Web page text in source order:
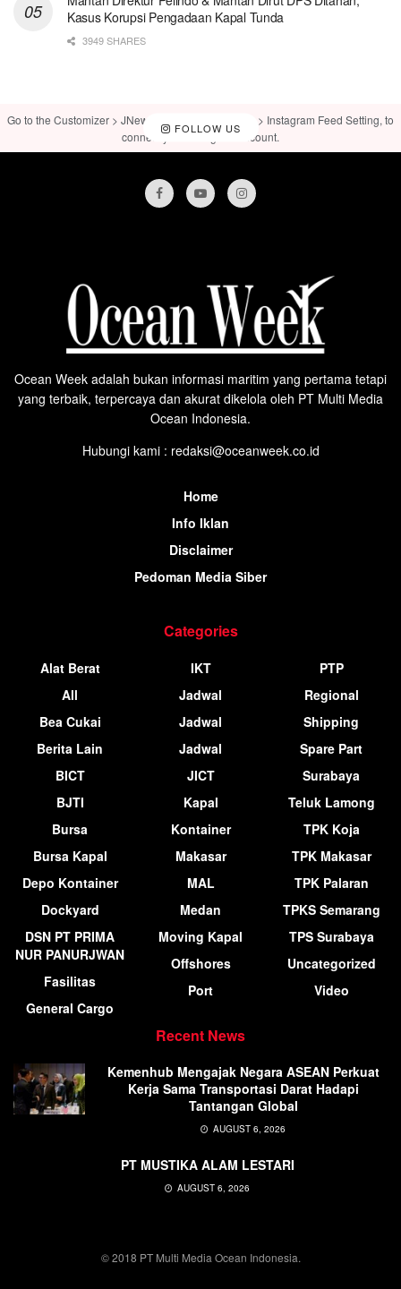
Kasus Korupsi Pengadaan Kapal Tunda
3949 SHARES
FOLLOW US
Go to the Customizer > JNews : Social, Like & View > Instagram Feed Setting, to
connect your Instagram account.
Ocean Week adalah bukan informasi maritim yang pertama tetapi
yang terbaik, terpercaya dan akurat dikelola oleh PT Multi Media
Ocean Indonesia.
Hubungi kami : redaksi@oceanweek.co.id
Home
Info Iklan
Disclaimer
Pedoman Media Siber
Categories
Alat Berat
All
Bea Cukai
Berita Lain
BICT
BJTI
Bursa
Bursa Kapal
Depo Kontainer
Dockyard
DSN PT PRIMA
NUR PANURJWAN
Fasilitas
General Cargo
IKT
Jadwal
Jadwal
Jadwal
JICT
Kapal
Kontainer
Makasar
MAL
Medan
Moving Kapal
Offshores
Port
PTP
Regional
Shipping
Spare Part
Surabaya
Teluk Lamong
TPK Koja
TPK Makasar
TPK Palaran
TPKS Semarang
TPS Surabaya
Uncategorized
Video
Recent News
Kemenhub Mengajak Negara ASEAN Perkuat
Kerja Sama Transportasi Darat Hadapi
Tantangan Global
AUGUST 6, 2026
PT MUSTIKA ALAM LESTARI
AUGUST 6, 2026
© 2018 PT Multi Media Ocean Indonesia.